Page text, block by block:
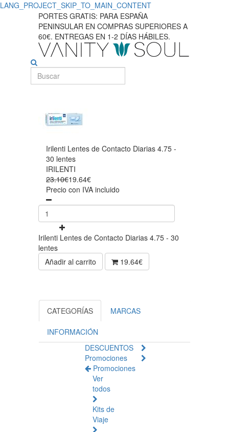
LANG_PROJECT_SKIP_TO_MAIN_CONTENT
PORTES GRATIS: PARA ESPAÑA
PENINSULAR EN COMPRAS SUPERIORES A
60€. ENTREGAS EN 1-2 DÍAS HÁBILES.
Irilenti Lentes de Contacto Diarias 4.75 -
30 lentes
IRILENTI
23.10€19.64€
Precio con IVA incluido
Irilenti Lentes de Contacto Diarias 4.75 - 30
lentes
Añadir al carrito
19.64€
CATEGORÍAS MARCAS
INFORMACIÓN
DESCUENTOS
Promociones
Promociones
Ver
todos
Kits de
Viaje